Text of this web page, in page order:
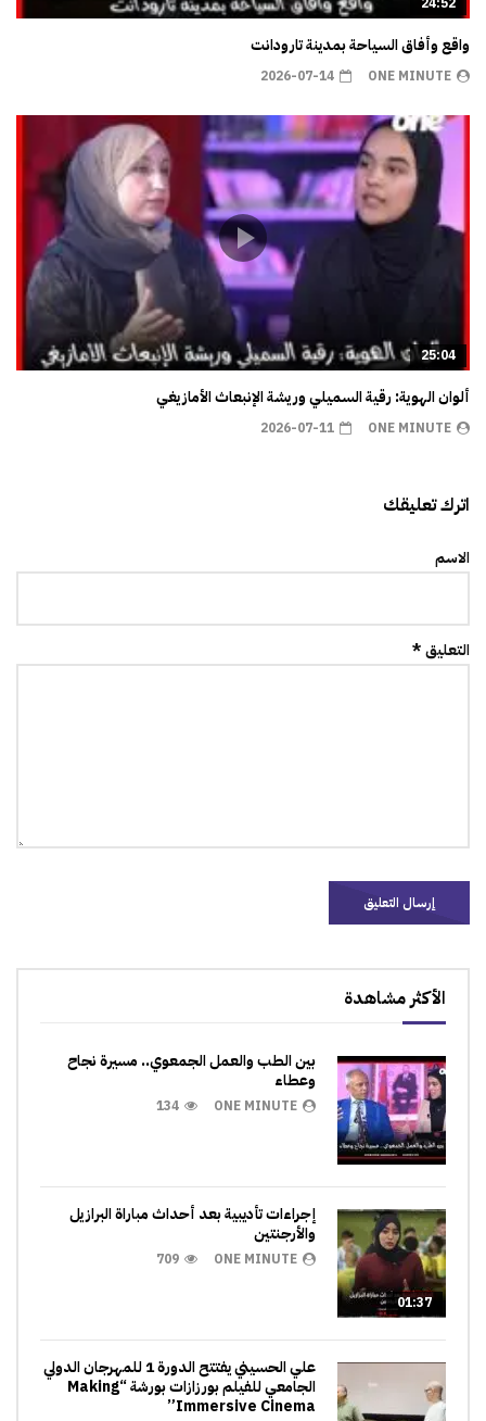
واقع وأفاق السياحة بمدينة تارودانت
ONE MINUTE
2026-07-14
25:04
ألوان الهوية: رقية السميلي وريشة الإنبعاث الأمازيغي
ONE MINUTE
2026-07-11
اترك تعليقك
الاسم
التعليق *
الأكثر مشاهدة
بين الطب والعمل الجمعوي.. مسيرة نجاح
وعطاء
ONE MINUTE
134
01:37
إجراءات تأديبية بعد أحداث مباراة البرازيل
والأرجنتين
ONE MINUTE
709
علي الحسيني يفتتح الدورة 1 للمهرجان الدولي
الجامعي للفيلم بورزازات بورشة “Making
Immersive Cinema”